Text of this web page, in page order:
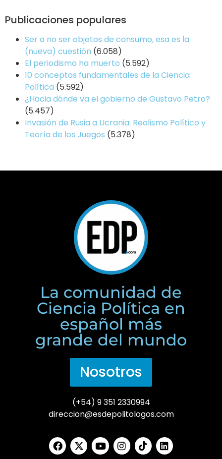
Publicaciones populares
Ser o no ser objetos de consumo, esa es la
(nueva) cuestión (6.058)
El periodismo ha muerto (5.592)
10 conceptos fundamentales de la Ciencia
Política (5.592)
¿Hacia dónde va el gobierno de Gustavo Petro?
(5.457)
Invasión de Rusia a Ucrania: Realismo Político y
Teoría de los Juegos (5.378)
La comunidad de
Ciencia Política en
español más
grande del mundo
Nosotros
(+54) 9 351 2330994
direccion@esdepolitologos.com